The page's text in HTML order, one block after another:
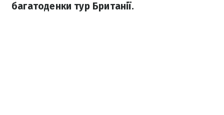
багатоденки тур Британії.